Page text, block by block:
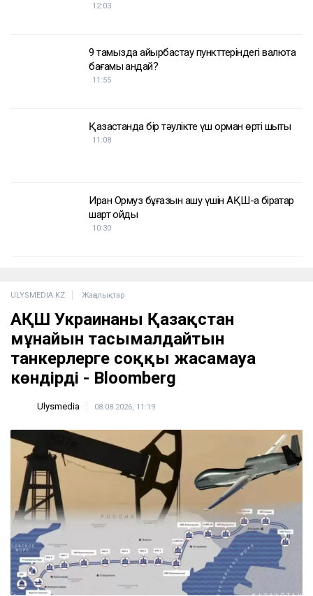
12:03
9 тамызда айырбастау пункттеріндегі валюта
бағамы қандай?
11:55
Қазақстанда бір тәулікте үш орман өрті шықты
11:08
Иран Ормуз бұғазын ашу үшін АҚШ-қа бірқатар
шарт қойды
10:30
ULYSMEDIA.KZ Жаңалықтар
АҚШ Украинаны Қазақстан
мұнайын тасымалдайтын
танкерлерге соққы жасамауға
көндірді - Bloomberg
Ulysmedia 08.08.2026, 11:19